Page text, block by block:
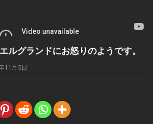
ルグランドにお怒りのようです。
11月5日